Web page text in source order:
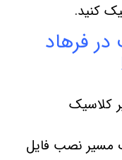
فرهاد
مسیر نصب فایل